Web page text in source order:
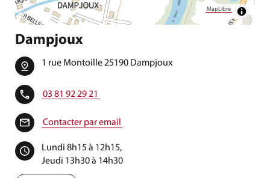
MapLibre
Dampjoux
1 rue Montoille 25190 Dampjoux
03 81 92 29 21
Contacter par email
Lundi 8h15 à 12h15,
Jeudi 13h30 à 14h30